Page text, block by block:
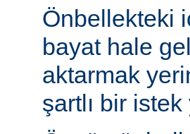
Önbellekteki
bayat hale
aktarmak
şartlı bir